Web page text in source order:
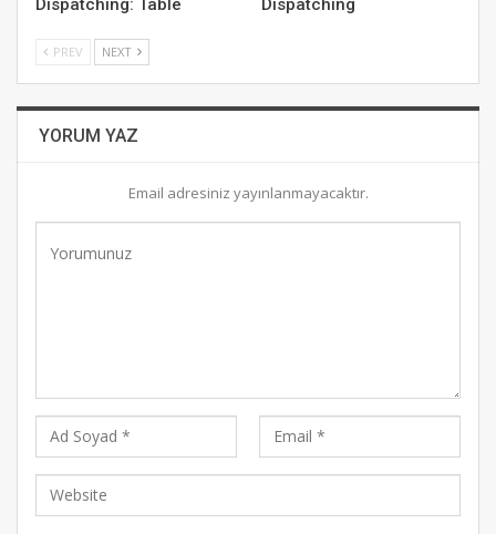
Dispatching: Table Dispatching
PREV NEXT
YORUM YAZ
Email adresiniz yayınlanmayacaktır.